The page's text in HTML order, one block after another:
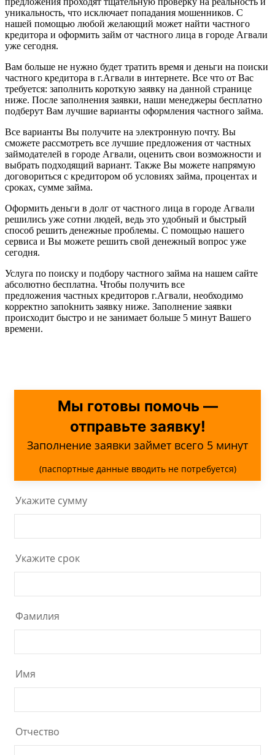
уникальность, что исключает попадания мошенников. С
нашей помощью любой желающий может найти частного
кредитора и оформить займ от частного лица в городе Агвали
уже сегодня.
Вам больше не нужно будет тратить время и деньги на поиски
частного кредитора в г.Агвали в интернете. Все что от Вас
требуется: заполнить короткую заявку на данной странице
ниже. После заполнения заявки, наши менеджеры бесплатно
подберут Вам лучшие варианты оформления частного займа.
Все варианты Вы получите на электронную почту. Вы
сможете рассмотреть все лучшие предложения от частных
займодателей в городе Агвали, оценить свои возможности и
выбрать подходящий вариант. Также Вы можете напрямую
договориться с кредитором об условиях займа, процентах и
сроках, сумме займа.
Оформить деньги в долг от частного лица в городе Агвали
решились уже сотни людей, ведь это удобный и быстрый
способ решить денежные проблемы. С помощью нашего
сервиса и Вы можете решить свой денежный вопрос уже
сегодня.
Услуга по поиску и подбору частного займа на нашем сайте
абсолютно бесплатна. Чтобы получить все
предложения частных кредиторов г.Агвали, необходимо
корректно запоkнить заявку ниже. Заполнение заявки
происходит быстро и не занимает больше 5 минут Вашего
времени.